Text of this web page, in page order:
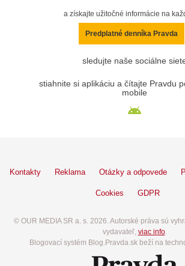
a získajte užitočné informácie na
Predplatné denníka Pravda
sledujte naše sociálne
stiahnite si aplikáciu a čítajte Pravdu
mobile
Kontakty Reklama Otázky a odpovede
Cookies GDPR
© OUR MEDIA SR a. s. 2026. Autorské práva sú
vydavateľ, viac info.
Blogovací systém Blog.Pravda.sk beží na